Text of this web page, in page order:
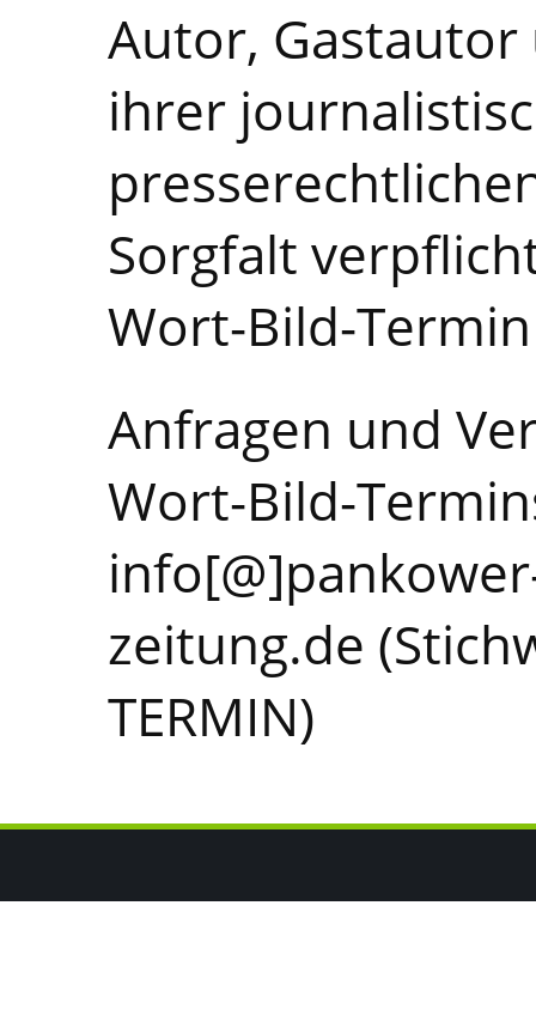
Autor,
ihrer
Sorgfalt
Wort-Bild-
Anfragen und
Wort-Bild-
zeitung.de
TERMIN)